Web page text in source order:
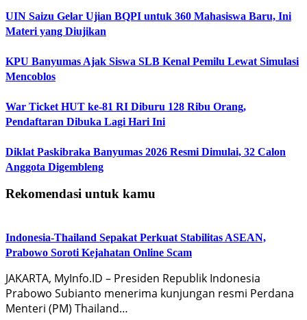
UIN Saizu Gelar Ujian BQPI untuk 360 Mahasiswa Baru, Ini
Materi yang Diujikan
KPU Banyumas Ajak Siswa SLB Kenal Pemilu Lewat Simulasi
Mencoblos
War Ticket HUT ke-81 RI Diburu 128 Ribu Orang,
Pendaftaran Dibuka Lagi Hari Ini
Diklat Paskibraka Banyumas 2026 Resmi Dimulai, 32 Calon
Anggota Digembleng
Rekomendasi untuk kamu
Indonesia-Thailand Sepakat Perkuat Stabilitas ASEAN,
Prabowo Soroti Kejahatan Online Scam
JAKARTA, MyInfo.ID – Presiden Republik Indonesia
Prabowo Subianto menerima kunjungan resmi Perdana
Menteri (PM) Thailand…